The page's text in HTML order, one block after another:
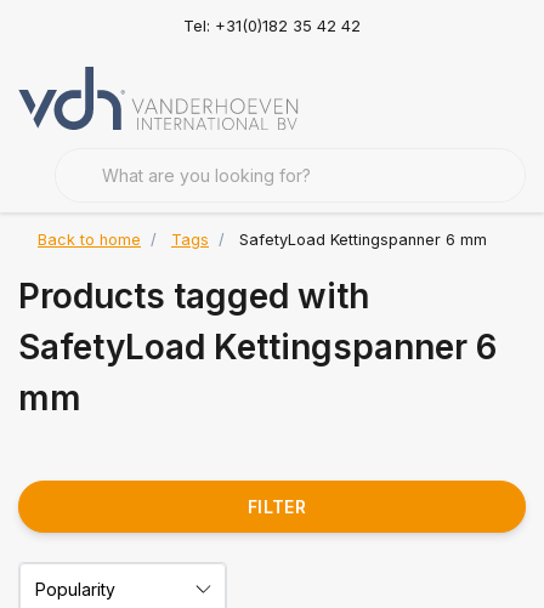
Tel: +31(0)182 35 42 42
Back to home Tags SafetyLoad Kettingspanner 6 mm
Products tagged with
SafetyLoad Kettingspanner 6
mm
FILTER